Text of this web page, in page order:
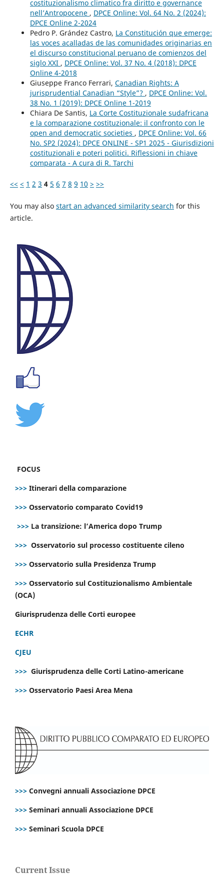
costituzionalismo climatico fra diritto e governance
nell’Antropocene , DPCE Online: Vol. 64 No. 2 (2024):
DPCE Online 2-2024
Pedro P. Grández Castro, La Constitución que emerge:
las voces acalladas de las comunidades originarias en
el discurso constitucional peruano de comienzos del
siglo XXI , DPCE Online: Vol. 37 No. 4 (2018): DPCE
Online 4-2018
Giuseppe Franco Ferrari, Canadian Rights: A
jurisprudential Canadian “Style”? , DPCE Online: Vol.
38 No. 1 (2019): DPCE Online 1-2019
Chiara De Santis, La Corte Costituzionale sudafricana
e la comparazione costituzionale: il confronto con le
open and democratic societies , DPCE Online: Vol. 66
No. SP2 (2024): DPCE ONLINE - SP1 2025 - Giurisdizioni
costituzionali e poteri politici. Riflessioni in chiave
comparata - A cura di R. Tarchi
<< < 1 2 3 4 5 6 7 8 9 10 > >>
You may also start an advanced similarity search for this
article.
FOCUS
>>> Itinerari della comparazione
>>> Osservatorio comparato Covid19
>>> La transizione: l’America dopo Trump
>>> Osservatorio sul processo costituente cileno
>>> Osservatorio sulla Presidenza Trump
>>> Osservatorio sul Costituzionalismo Ambientale
(OCA)
Giurisprudenza delle Corti europee
ECHR
CJEU
>>> Giurisprudenza delle Corti Latino-americane
>>> Osservatorio Paesi Area Mena
>>> Convegni annuali Associazione DPCE
>>> Seminari annuali Associazione DPCE
>>> Seminari Scuola DPCE
Current Issue